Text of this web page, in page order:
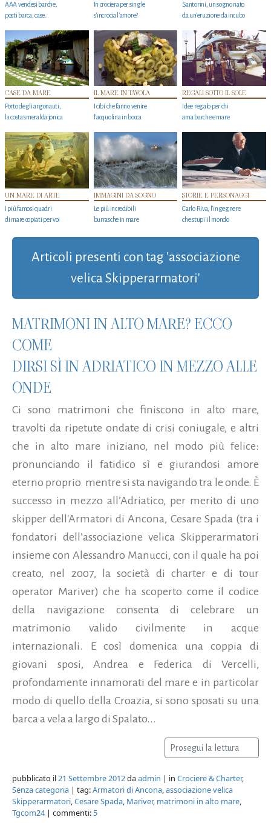
AAA vendesi barche,
posti barca, case…
In crociera per single
s'incrocia l’amore?
Santorini, un sogno nato
da un’eruzione da incubo
CASE DA MARE
Porto degli argonauti,
la costa smeralda jonica
IL MARE IN TAVOLA
I cibi che fanno venire
l’acquolina in bocca
REGALI SOTTO IL SOLE
Idee regalo per chi
ama barche e mare
UN MARE DI ARTE
I più famosi quadri
di mare copiati per voi
IMMAGINI DA SOGNO
Le più incredibili
burrasche in mare
STORIE E PERSONAGGI
Carlo Riva, l’ingegnere
che stupi' il mondo
Articoli presenti con tag 'associazione
velica Skipperarmatori'
MATRIMONI IN ALTO MARE? ECCO
COME
DIRSI SÌ IN ADRIATICO IN MEZZO ALLE
ONDE
Ci sono matrimoni che finiscono in alto mare,
travolti da ripetute ondate di crisi coniugale, e altri
che in alto mare iniziano, nel modo più felice:
pronunciando il fatidico sì e giurandosi amore
eterno proprio mentre si sta navigando tra le onde. È
successo in mezzo all’Adriatico, per merito di uno
skipper dell'Armatori di Ancona, Cesare Spada (tra i
fondatori dell’associazione velica Skipperarmatori
insieme con Alessandro Manucci, con il quale ha poi
creato, nel 2007, la società di charter e di tour
operator Mariver) che ha scoperto come il codice
della navigazione consenta di celebrare un
matrimonio valido civilmente in acque
internazionali. E così domenica una coppia di
giovani sposi, Andrea e Federica di Vercelli,
profondamente innamorati del mare e in particolar
modo di quello della Croazia, si sono sposati su una
barca a vela a largo di Spalato...
Prosegui la lettura
pubblicato il21 Settembre 2012daadmin | in Crociere & Charter,
Senza categoria | tag:Armatori di Ancona,associazione velica
Skipperarmatori,Cesare Spada, Mariver, matrimoni in alto mare,
Tgcom24 | commenti: 5